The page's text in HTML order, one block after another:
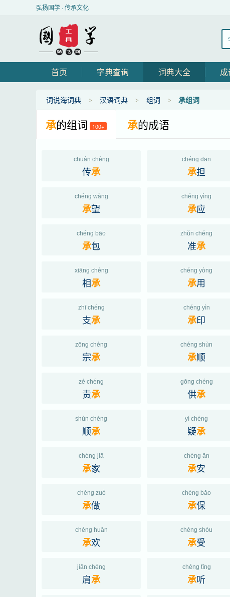
弘扬国学 · 传承文化
首页 字典查询 词典大全
词说海词典 汉语词典 组词 承组词
承的组词 100+ 承的成语
chuán chéng
传承
chéng dān
承担
chéng wàng
承望
chéng yìng
承应
chéng bāo
承包
zhǔn chéng
准承
xiāng chéng
相承
chéng yòng
承用
zhī chéng
支承
chéng yìn
承印
zōng chéng
宗承
chéng shùn
承顺
zé chéng
责承
gōng chéng
供承
shùn chéng
顺承
yí chéng
疑承
chéng jiā
承家
chéng ān
承安
chéng zuò
承做
chéng bǎo
承保
chéng huān
承欢
chéng shòu
承受
jiān chéng
肩承
chéng tīng
承听